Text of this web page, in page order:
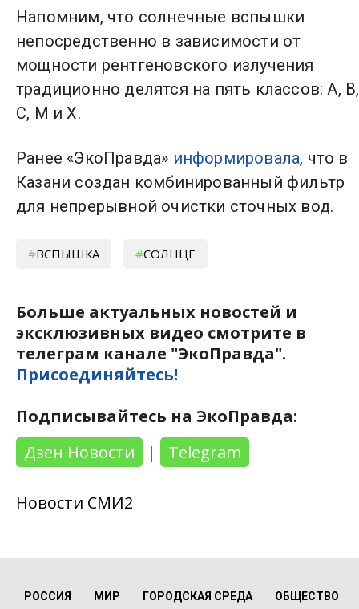
Напомним, что солнечные вспышки
непосредственно в зависимости от
мощности рентгеновского излучения
традиционно делятся на пять классов: A, B,
C, M и X.
Ранее «ЭкоПравда» информировала, что в
Казани создан комбинированный фильтр
для непрерывной очистки сточных вод.
ВСПЫШКА СОЛНЦЕ
Больше актуальных новостей и
эксклюзивных видео смотрите в
телеграм канале "ЭкоПравда".
Присоединяйтесь!
Подписывайтесь на ЭкоПравда:
Дзен Новости
| Telegram
Новости СМИ2
РОССИЯ МИР ГОРОДСКАЯ СРЕДА ОБЩЕСТВО